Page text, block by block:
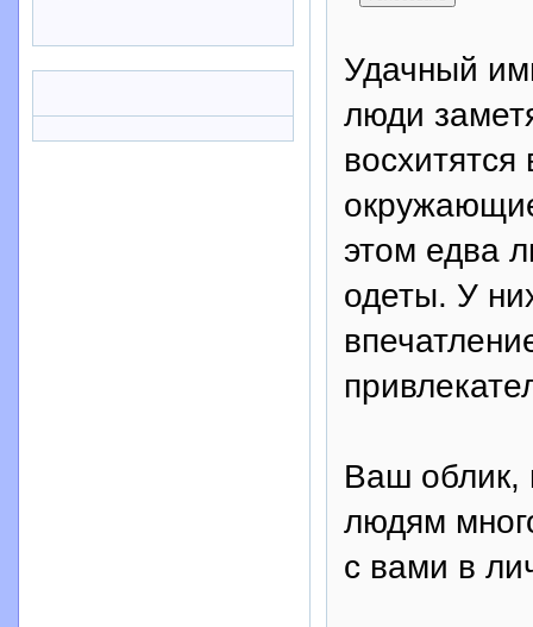
Удачный
люди
этом едва
одеты. У
Ваш облик,
людям
с вами в